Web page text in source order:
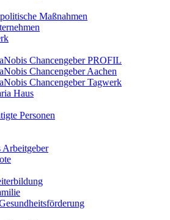
Maßnahmen
Chancengeber PROFIL
Chancengeber Aachen
Chancengeber Tagwerk
Haus
Personen
Arbeitgeber